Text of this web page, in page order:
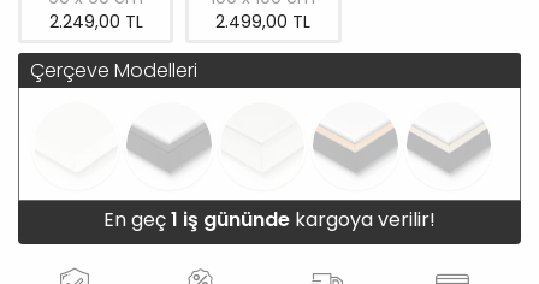
2.249,00 TL
2.499,00 TL
Çerçeve Modelleri
En geç1 iş gününde kargoya verilir!